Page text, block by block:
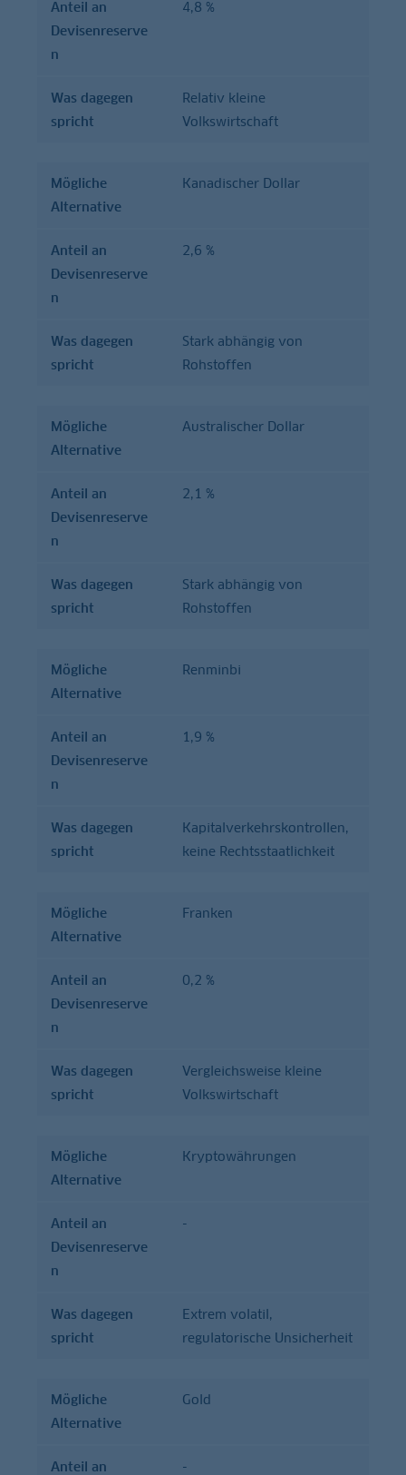
Anteil an
Devisenreserve
n
4,8 %
Was dagegen
spricht
Relativ kleine
Volkswirtschaft
Mögliche
Alternative
Kanadischer Dollar
Anteil an
Devisenreserve
n
2,6 %
Was dagegen
spricht
Stark abhängig von
Rohstoffen
Mögliche
Alternative
Australischer Dollar
Anteil an
Devisenreserve
n
2,1 %
Was dagegen
spricht
Stark abhängig von
Rohstoffen
Mögliche
Alternative
Renminbi
Anteil an
Devisenreserve
n
1,9 %
Was dagegen
spricht
Kapitalverkehrskontrollen,
keine Rechtsstaatlichkeit
Mögliche
Alternative
Franken
Anteil an
Devisenreserve
n
0,2 %
Was dagegen
spricht
Vergleichsweise kleine
Volkswirtschaft
Mögliche
Alternative
Kryptowährungen
Anteil an
Devisenreserve
n
-
Was dagegen
spricht
Extrem volatil,
regulatorische Unsicherheit
Mögliche
Alternative
Gold
Anteil an
-